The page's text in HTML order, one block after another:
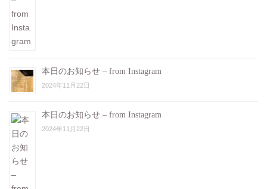
本日のお知らせ – from Instagram
2024年11月22日
本日のお知らせ – from Instagram
2024年11月22日